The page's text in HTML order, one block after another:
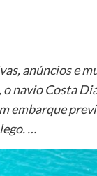
anúncios e
navio Costa
…